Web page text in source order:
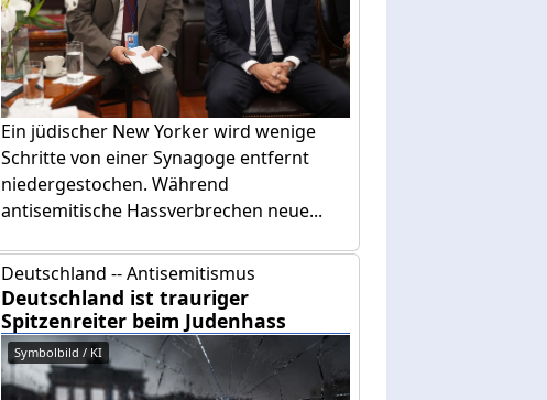
Ein jüdischer New Yorker wird wenige
Schritte von einer Synagoge entfernt
niedergestochen. Während
antisemitische Hassverbrechen neue...
Deutschland -- Antisemitismus
Deutschland ist trauriger
Spitzenreiter beim Judenhass
Symbolbild / KI